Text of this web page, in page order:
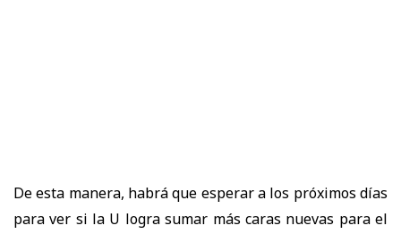
De esta manera, habrá que esperar a los próximos días
para ver si la U logra sumar más caras nuevas para el